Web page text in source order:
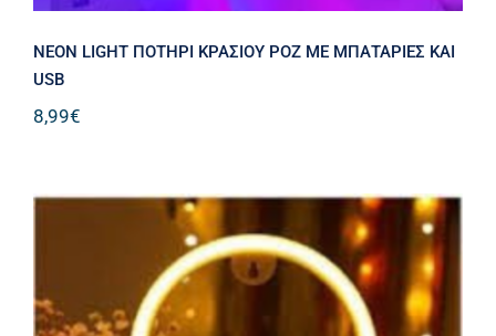
NEON LIGHT ΠΟΤΗΡΙ ΚΡΑΣΙΟΥ ΡΟΖ ΜΕ ΜΠΑΤΑΡΙΕΣ ΚΑΙ
USB
8,99€